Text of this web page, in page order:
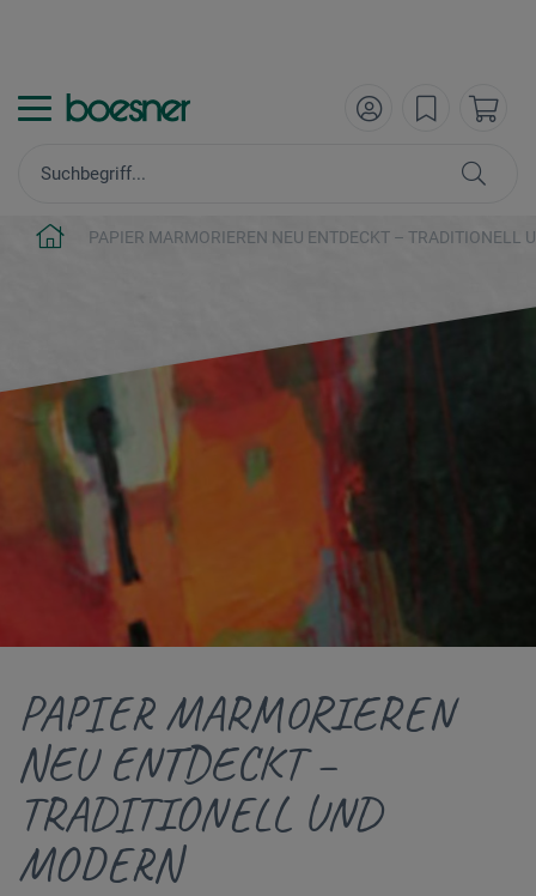
PAPIER MARMORIEREN NEU ENTDECKT – TRADITIONELL
PAPIER MARMORIEREN
NEU ENTDECKT –
TRADITIONELL UND
MODERN